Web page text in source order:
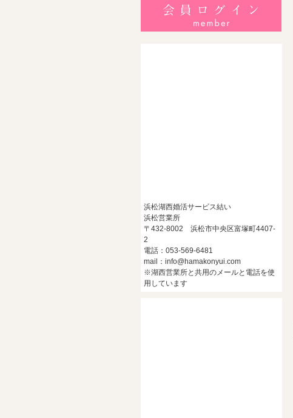
しいデートの服装・スポット徹底解
2026/7/28
【浜松】アラフォー男性
浜松湖西婚活サービス結い
浜松営業所
〒432-8002 浜松市中央区富塚町4407-
2
電話：053-569-6481
mail：info@hamakonyui.com
※湖西営業所と共用のメールと電話を使
用しています